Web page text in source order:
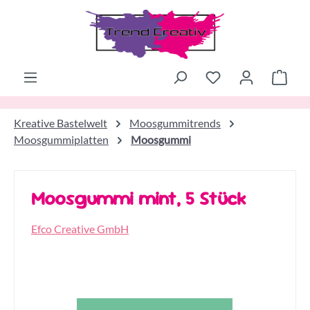
Zum Hauptinhalt springen
Kreative Bastelwelt
Moosgummitrends
Moosgummiplatten
Moosgummi
Moosgummi mint, 5 Stück
Efco Creative GmbH